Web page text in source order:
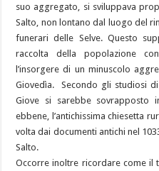
suo aggregato, si sviluppava
Salto, non lontano dal luogo del
funerari delle Selve. Questo
raccolta della popolazione
l’insorgere di un minuscolo
Giovedìa. Secondo gli studiosi
Giove si sarebbe sovrapposto
ebbene, l’antichissima chiesetta
volta dai documenti antichi nel
Salto.
Occorre inoltre ricordare come il